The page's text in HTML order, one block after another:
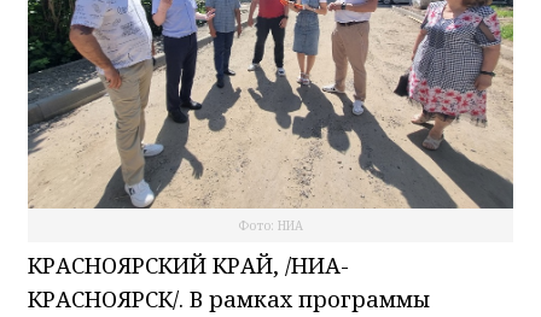
Фото: НИА
КРАСНОЯРСКИЙ КРАЙ, /НИА-
КРАСНОЯРСК/. В рамках программы